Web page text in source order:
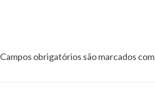
Campos obrigatórios são marcados com